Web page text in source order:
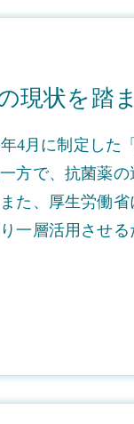
現状を踏
4月に制定した
方で、抗菌薬
た、厚生労働
一層活用させ